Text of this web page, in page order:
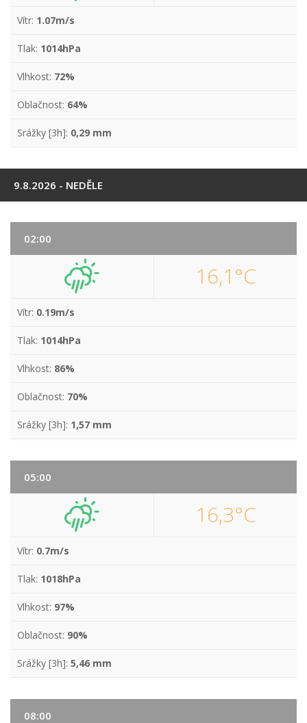
Vítr: 1.07m/s
Tlak: 1014hPa
Vlhkost: 72%
Oblačnost: 64%
Srážky [3h]: 0,29 mm
9.8.2026 - NEDĚLE
02:00
16,1°C
Vítr: 0.19m/s
Tlak: 1014hPa
Vlhkost: 86%
Oblačnost: 70%
Srážky [3h]: 1,57 mm
05:00
16,3°C
Vítr: 0.7m/s
Tlak: 1018hPa
Vlhkost: 97%
Oblačnost: 90%
Srážky [3h]: 5,46 mm
08:00